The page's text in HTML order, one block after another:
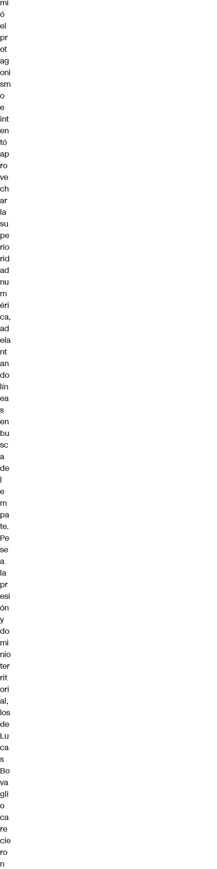
mi
ó
el
pr
ot
ag
oni
sm
o
e
int
en
tó
ap
ro
ve
ch
ar
la
su
pe
rio
rid
ad
nu
m
éri
ca,
ad
ela
nt
an
do
lín
ea
s
en
bu
sc
a
de
l
e
m
pa
te.
Pe
se
a
la
pr
esi
ón
y
do
mi
nio
ter
rit
ori
al,
los
de
Lu
ca
s
Bo
va
gli
o
ca
re
cie
ro
n